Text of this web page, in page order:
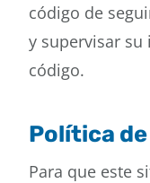
código de
y supervisar su
código.
Política
Para que este